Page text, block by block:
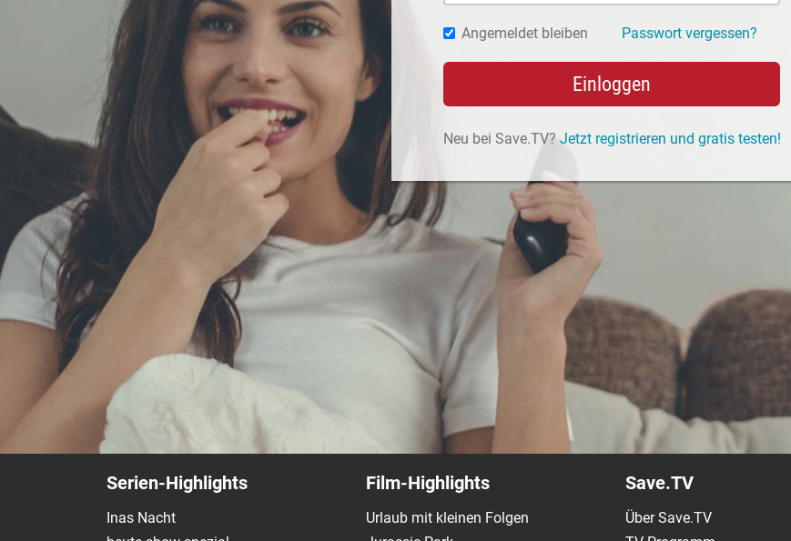
Angemeldet bleiben Passwort vergessen?
Einloggen
Neu bei Save.TV? Jetzt registrieren und gratis testen!
Serien-Highlights
Inas Nacht
Film-Highlights
Urlaub mit kleinen Folgen
Save.TV
Über Save.TV